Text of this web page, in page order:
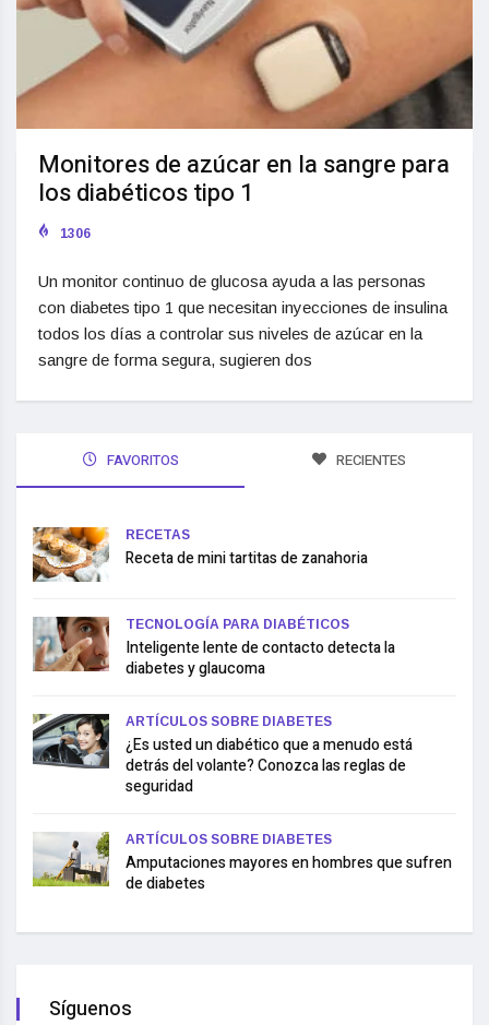
Monitores de azúcar en la sangre para
los diabéticos tipo 1
1306
Un monitor continuo de glucosa ayuda a las personas
con diabetes tipo 1 que necesitan inyecciones de insulina
todos los días a controlar sus niveles de azúcar en la
sangre de forma segura, sugieren dos
FAVORITOS RECIENTES
RECETAS
Receta de mini tartitas de zanahoria
TECNOLOGÍA PARA DIABÉTICOS
Inteligente lente de contacto detecta la
diabetes y glaucoma
ARTÍCULOS SOBRE DIABETES
¿Es usted un diabético que a menudo está
detrás del volante? Conozca las reglas de
seguridad
ARTÍCULOS SOBRE DIABETES
Amputaciones mayores en hombres que sufren
de diabetes
Síguenos